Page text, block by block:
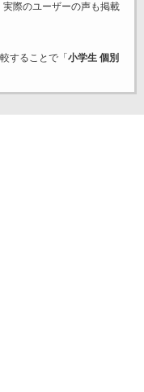
際のユーザーの声も掲載
することで「 小学生 個別